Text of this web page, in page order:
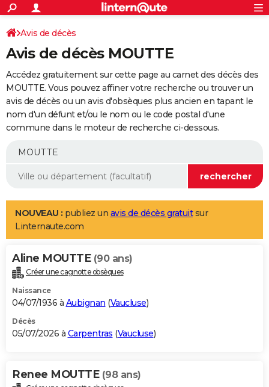
ACTUALITÉS
Politique
Société
Faits Divers
Education
Monde
Villes
+
SPORT
Coupe du monde 2026
Football
Tennis
Cyclisme
Rugby
Forum
Programme TV
TNT
Streaming
Cinéma
Sorties cinéma
Musique
+
FINANCE
Retraite
Epargne
Immobilier
Risques naturels par ville
Banque
Assurance
AUTO
Essais
Réserver un essai
Citadines
Berlines
SUV
Forum auto
+
Mobiles
Meilleur smartphone
Internet
Ordinateurs
Jeux vidéo
Guide high-tech
Aménagement intérieur
LIFESTYLE
Art de vivre
Bien-être
Loisirs
Mode
Modes de vie
Alimentation
Guide de la santé
Maladies
Médicaments
Sommeil
VOYAGE
Destinations
City break
Voyage nature
Voyage de noces
Forum
Climat
+PHOTO
GUIDES D'ACHAT
BONS PLANS
Carte de Noël
Carte Bonne année
Carte Saint-Valentin
Carte Pâques
Carte d'anniversaire
DICTIONNAIRE
Avis de décès
Avis de décès MOUTTE
Accédez gratuitement sur cette page au carnet des décès des
MOUTTE. Vous pouvez affiner votre recherche ou trouver un
avis de décès ou un avis d'obsèques plus ancien en tapant le
nom d'un défunt et/ou le nom ou le code postal d'une
commune dans le moteur de recherche ci-dessous.
NOUVEAU : publiez un avis de décès gratuitsur
Linternaute.com
Aline MOUTTE (90 ans)
Créer une cagnotte obsèques
Naissance
04/07/1936 à Aubignan (Vaucluse)
Décès
05/07/2026 à Carpentras (Vaucluse)
Renee MOUTTE (98 ans)